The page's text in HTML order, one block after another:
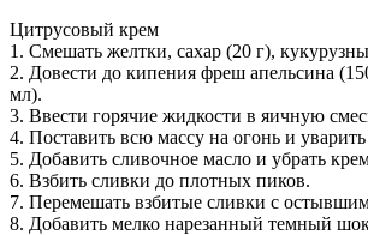
Цитрусовый крем
1. Смешать желтки, сахар (20 г),
2. Довести до кипения фреш апельсина
мл).
3. Ввести горячие жидкости в яичную
4. Поставить всю массу на огонь и уварить
5. Добавить сливочное масло и убрать
6. Взбить сливки до плотных пиков.
7. Перемешать взбитые сливки с
8. Добавить мелко нарезанный темный